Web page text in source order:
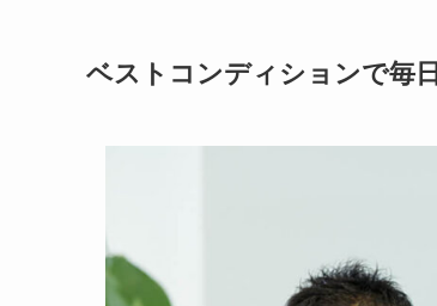
ベストコンディションで毎